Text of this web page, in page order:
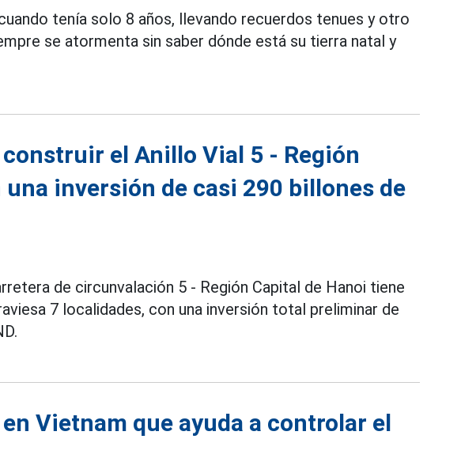
tenía solo 8 años, llevando recuerdos tenues y otro
se atormenta sin saber dónde está su tierra natal y
el Anillo Vial 5 - Región
inversión de casi 290 billones de
de circunvalación 5 - Región Capital de Hanoi tiene
7 localidades, con una inversión total preliminar de
Vietnam que ayuda a controlar el